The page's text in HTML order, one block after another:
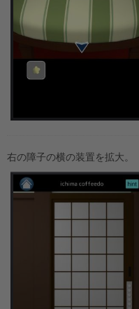
右の障子の横の装置を拡大。